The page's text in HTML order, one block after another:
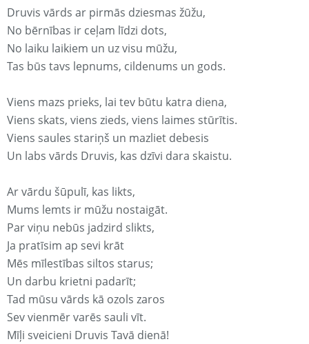
Druvis vārds ar pirmās dziesmas žūžu,
No bērnības ir ceļam līdzi dots,
No laiku laikiem un uz visu mūžu,
Tas būs tavs lepnums, cildenums un gods.
Viens mazs prieks, lai tev būtu katra diena,
Viens skats, viens zieds, viens laimes stūrītis.
Viens saules stariņš un mazliet debesis
Un labs vārds Druvis, kas dzīvi dara skaistu.
Ar vārdu šūpulī, kas likts,
Mums lemts ir mūžu nostaigāt.
Par viņu nebūs jadzird slikts,
Ja pratīsim ap sevi krāt
Mēs mīlestības siltos starus;
Un darbu krietni padarīt;
Tad mūsu vārds kā ozols zaros
Sev vienmēr varēs sauli vīt.
Mīļi sveicieni Druvis Tavā dienā!